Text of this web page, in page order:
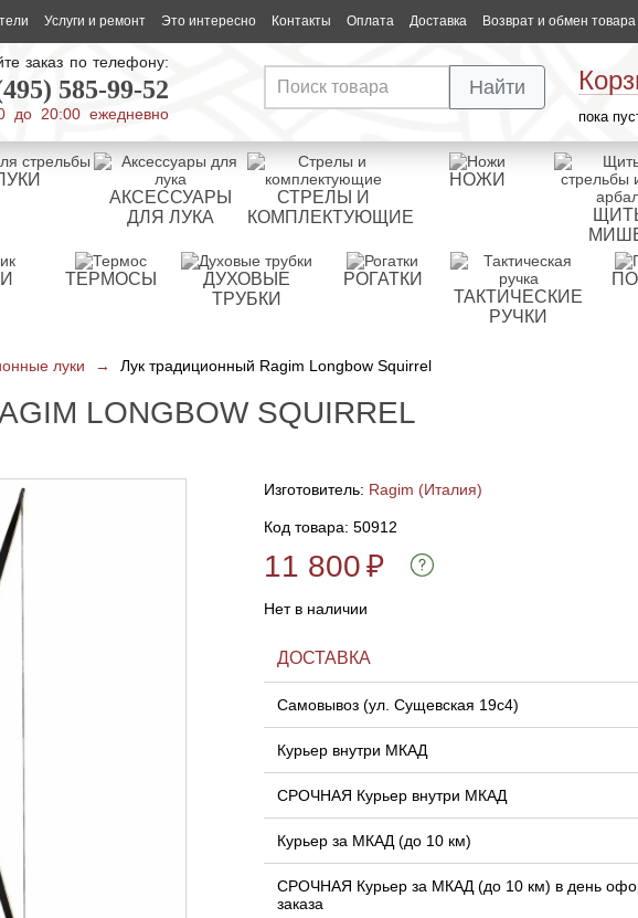
Услуги и ремонт Это интересно Контакты Оплата Доставка Возврат и обмен товара
заказ по телефону:
585-99-52
до 20:00 ежедневно пока
Найти
АКСЕССУАРЫ
ДЛЯ ЛУКА
СТРЕЛЫ И
КОМПЛЕКТУЮЩИЕ
НОЖИ
ТЕРМОСЫ
ДУХОВЫЕ
ТРУБКИ
РОГАТКИ
ТАКТИЧЕСКИЕ
РУЧКИ
луки → Лук традиционный Ragim Longbow Squirrel
LONGBOW SQUIRREL
Изготовитель: Ragim (Италия)
Код товара: 50912
11 800₽
Нет в наличии
ДОСТАВКА
Самовывоз (ул. Сущевская 19с4)
Курьер внутри МКАД
СРОЧНАЯ Курьер внутри МКАД
Курьер за МКАД (до 10 км)
СРОЧНАЯ Курьер за МКАД (до 10 км) в день
заказа